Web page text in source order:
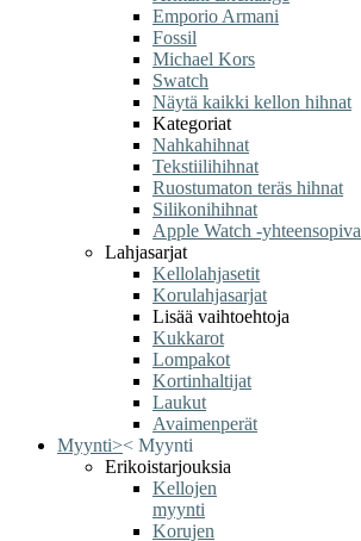
Emporio Armani
Fossil
Michael Kors
Swatch
Näytä kaikki kellon hihnat
Kategoriat
Nahkahihnat
Tekstiilihihnat
Ruostumaton teräs hihnat
Silikonihihnat
Apple Watch -yhteensopiva
Lahjasarjat
Kellolahjasetit
Korulahjasarjat
Lisää vaihtoehtoja
Kukkarot
Lompakot
Kortinhaltijat
Laukut
Avaimenperät
Myynti>< Myynti
Erikoistarjouksia
Kellojen
myynti
Korujen